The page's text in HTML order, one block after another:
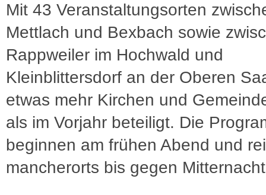
Mit 43 Veranstaltungsorten
Mettlach und Bexbach sowie
Rappweiler im Hochwald und
Kleinblittersdorf an der Oberen
etwas mehr Kirchen und
als im Vorjahr beteiligt. Die
beginnen am frühen Abend und
mancherorts bis gegen